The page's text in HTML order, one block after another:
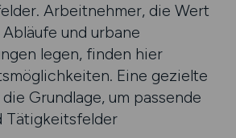
Arbeitnehmer, die Wert
und urbane
legen, finden hier
Eine gezielte
Grundlage, um passende
Tätigkeitsfelder